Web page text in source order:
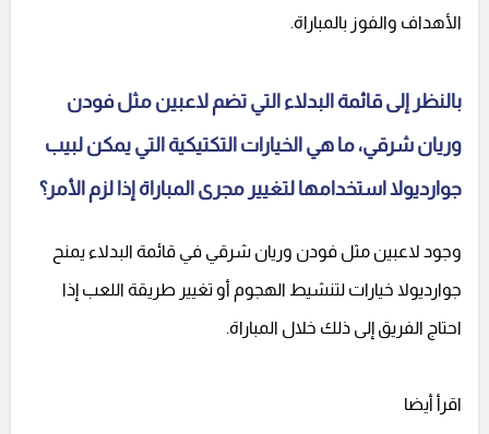
الأهداف والفوز بالمباراة.
بالنظر إلى قائمة البدلاء التي تضم لاعبين مثل فودن
وريان شرقي، ما هي الخيارات التكتيكية التي يمكن لبيب
جوارديولا استخدامها لتغيير مجرى المباراة إذا لزم الأمر؟
وجود لاعبين مثل فودن وريان شرقي في قائمة البدلاء يمنح
جوارديولا خيارات لتنشيط الهجوم أو تغيير طريقة اللعب إذا
احتاج الفريق إلى ذلك خلال المباراة.
اقرأ أيضا